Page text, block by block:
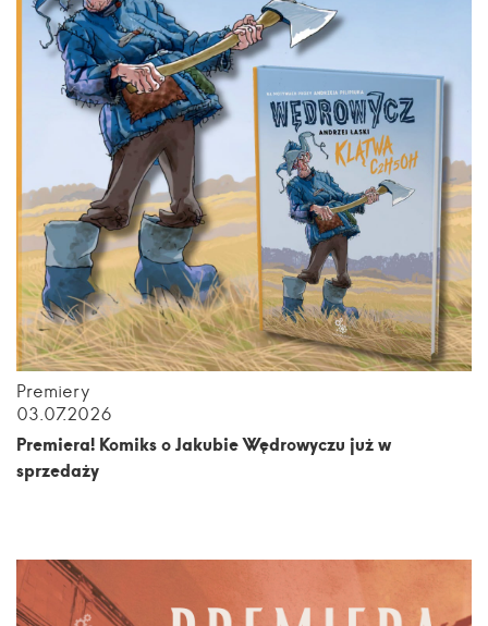
Premiery
03.07.2026
Premiera! Komiks o Jakubie Wędrowyczu już w
sprzedaży